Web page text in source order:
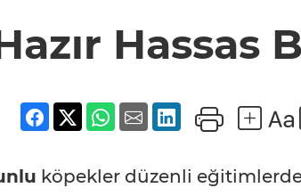
Hassas
köpekler düzenli